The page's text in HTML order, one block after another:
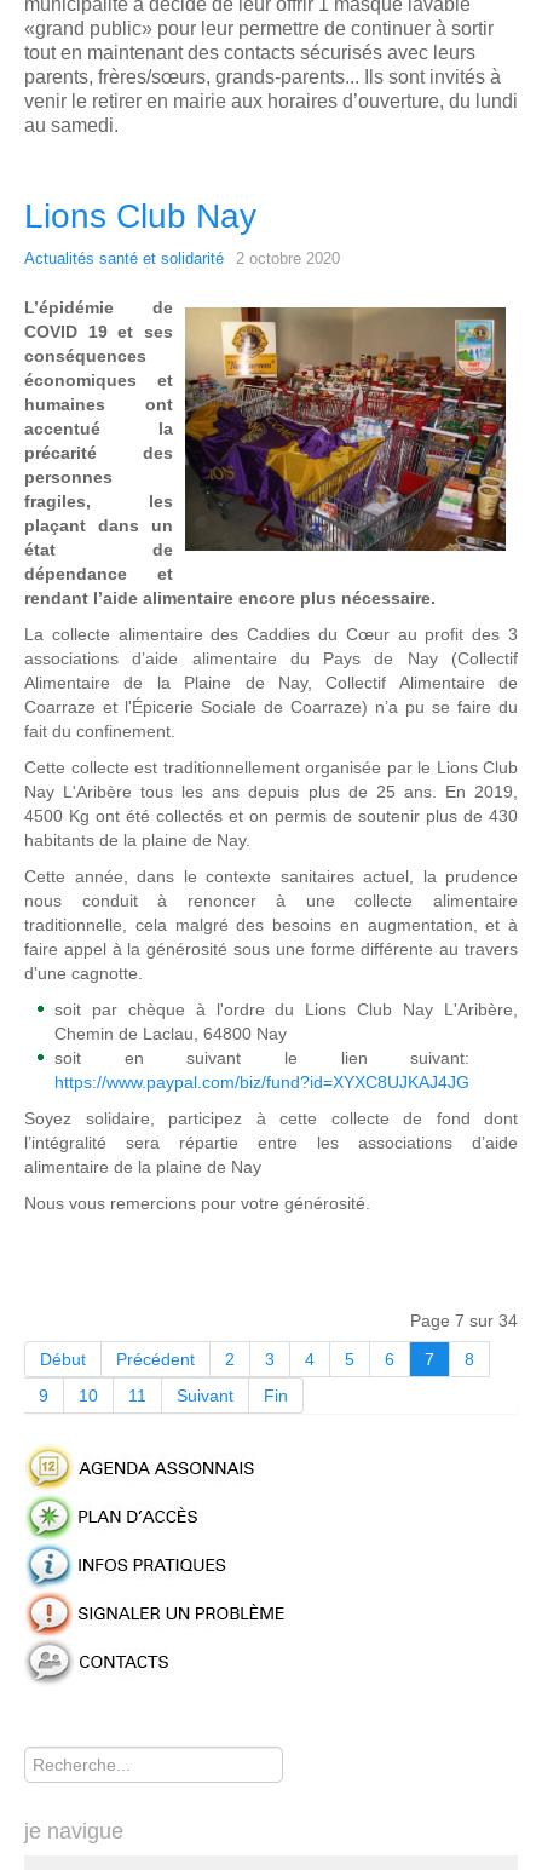
municipalité a décidé de leur offrir 1 masque lavable
«grand public» pour leur permettre de continuer à sortir
touten maintenant des contacts sécurisés avec leurs
parents, frères/sœurs, grands-parents...
Ils sont invités à
venir le retirer en mairie aux horaires d’ouverture, du lundi
au samedi.
Lions Club Nay
Actualités santé et solidarité 2 octobre 2020
L’épidémie de
COVID 19 et ses
conséquences
économiques et
humaines ont
accentué la
précarité des
personnes
fragiles, les
plaçant dans un
état de
dépendance et
rendant l’aide alimentaire encore plus nécessaire.
La collecte alimentaire des Caddies du Cœur au profit des 3
associations d’aide alimentaire du Pays de Nay (Collectif
Alimentaire de la Plaine de Nay, Collectif Alimentaire de
Coarraze et l'Épicerie Sociale de Coarraze) n’a pu se faire du
fait du confinement.
Cette collecte est traditionnellement organisée par le Lions Club
Nay L'Aribère tous les ans depuis plus de 25 ans. En 2019,
4500 Kg ont été collectés et on permis de soutenir plus de 430
habitants de la plaine de Nay.
Cette année, dans le contexte sanitaires actuel, la prudence
nous conduit à renoncer à une collecte alimentaire
traditionnelle, cela malgré des besoins en augmentation, et à
faire appel à la générosité sous une forme différente au travers
d'une cagnotte.
soit par chèque à l'ordre du Lions Club Nay L'Aribère,
Chemin de Laclau, 64800 Nay
soit en suivant le lien suivant:
https://www.paypal.com/biz/fund?id=XYXC8UJKAJ4JG
Soyez solidaire, participez à cette collecte de fond dont
l’intégralité sera répartie entre les associations d’aide
alimentaire de la plaine de Nay
Nous vous remercions pour votre générosité.
Page 7 sur 34
Début
Précédent 2 3 4 5 6 7
8
9
10 11 Suivant Fin
Rechercher
je navigue